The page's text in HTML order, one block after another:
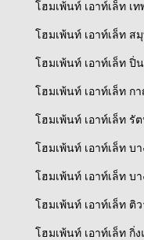
โฮมเพ้นท์ เอาท์เล็ท เ
โฮมเพ้นท์ เอาท์เล็ท
โฮมเพ้นท์ เอาท์เล็ท ปิ่
โฮมเพ้นท์ เอาท์เล็ท ก
โฮมเพ้นท์ เอาท์เล็ท รั
โฮมเพ้นท์ เอาท์เล็ท บ
โฮมเพ้นท์ เอาท์เล็ท บ
โฮมเพ้นท์ เอาท์เล็ท ติ
โฮมเพ้นท์ เอาท์เล็ท กิ่